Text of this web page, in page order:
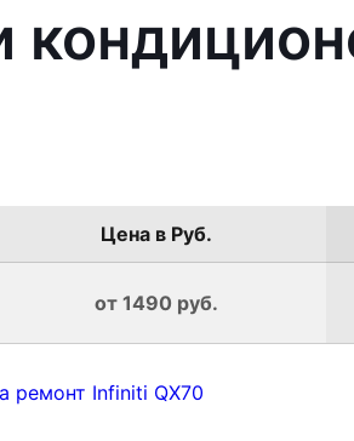
Цена в Руб.
от 1490 руб.
ремонт Infiniti QX70